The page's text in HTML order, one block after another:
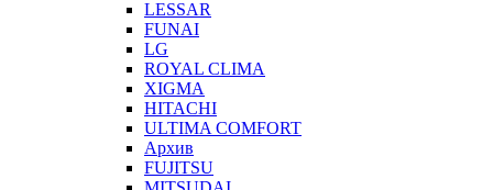
LESSAR
FUNAI
LG
ROYAL CLIMA
XIGMA
HITACHI
ULTIMA COMFORT
Архив
FUJITSU